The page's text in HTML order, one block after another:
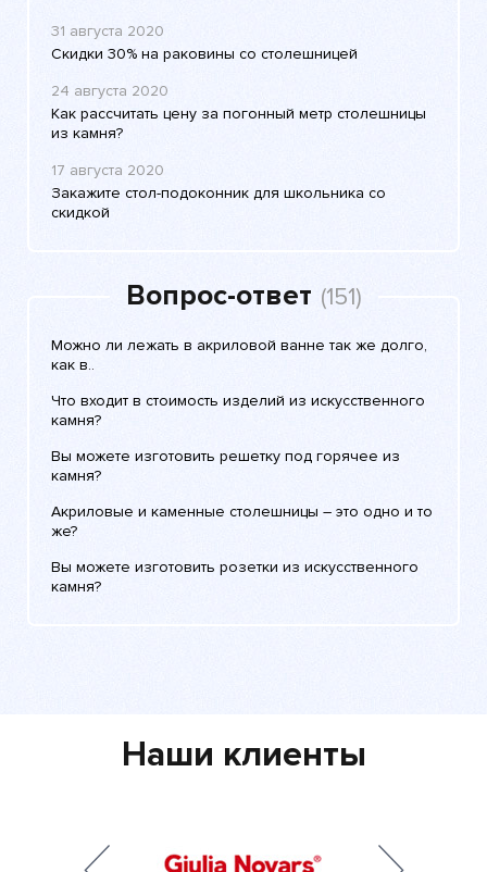
31 августа 2020
Скидки 30% на раковины со столешницей
24 августа 2020
Как рассчитать цену за погонный метр столешницы
из камня?
17 августа 2020
Закажите стол-подоконник для школьника со
скидкой
Вопрос-ответ (151)
Можно ли лежать в акриловой ванне так же долго,
как в..
Что входит в стоимость изделий из искусственного
камня?
Вы можете изготовить решетку под горячее из
камня?
Акриловые и каменные столешницы – это одно и то
же?
Вы можете изготовить розетки из искусственного
камня?
Наши клиенты